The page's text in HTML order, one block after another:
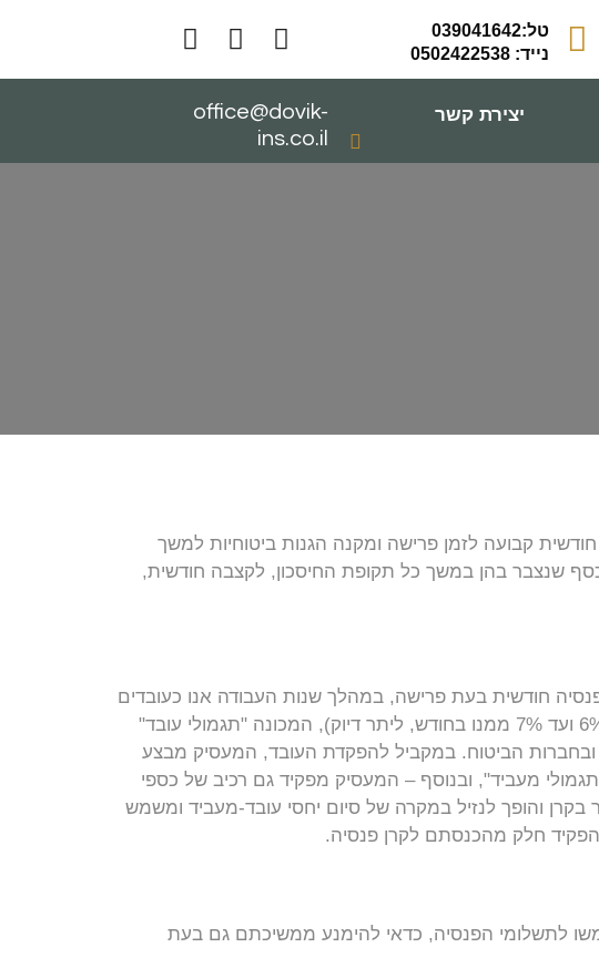
טל:039041642
נייד: 0502422538
יצירת קשר
office@dovik-
ins.co.il
קבועה לזמן פרישה ומקנה הגנות ביטוחיות למשך
שנצבר בהן במשך כל תקופת החיסכון, לקצבה חודשית,
חודשית בעת פרישה, במהלך שנות העבודה אנו כעובדים
מפקידים באמצעות המעסיק חלק קטן מתוך השכר (6% ועד 7% ממנו בחודש, ליתר דיוק), המכונה "תגמולי עובד"
הביטוח. במקביל להפקדת העובד, המעסיק מבצע
מן השכר), המכונה "תגמולי מעביד", ובנוסף – המעסיק מפקיד גם רכיב של כספי
אשר מצטבר בקרן והופך לנזיל במקרה של סיום יחסי עובד-מעביד ומשמש
חלק מהכנסתם לקרן פנסיה.
לתשלומי הפנסיה, כדאי להימנע ממשיכתם גם בעת